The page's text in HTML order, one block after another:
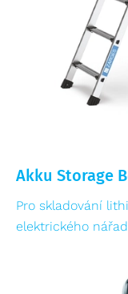
Akku Storage
Pro skladování
elektrického